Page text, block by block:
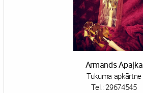
Armands Apaļka
Tukuma apkārtne
Tel.:29674545